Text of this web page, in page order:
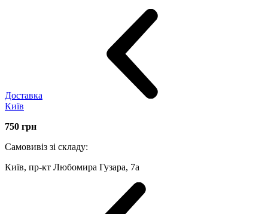
Доставка
Київ
750 грн
Самовивіз зі складу:
Київ, пр-кт Любомира Гузара, 7а